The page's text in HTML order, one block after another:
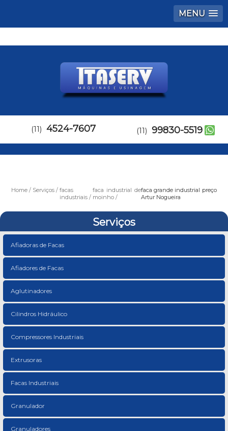
MENU
(11) 4524-7607 (11) 99830-5519
Home Serviços
facas
industriais
faca industrial de
moinho
faca grande industrial preço
Artur Nogueira
Serviços
Afiadoras de Facas
Afiadores de Facas
Aglutinadores
Cilindros Hidráulico
Compressores Industriais
Extrusoras
Facas Industriais
Granulador
Granuladores